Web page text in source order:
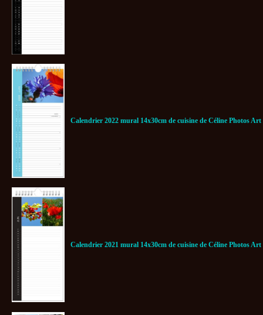
Calendrier 2022 mural 14x30cm de cuisine de Céline Photos
Calendrier 2021 mural 14x30cm de cuisine de Céline Photos